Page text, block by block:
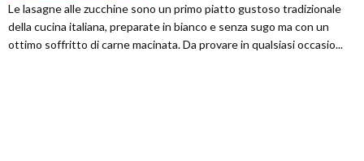
Le lasagne alle zucchine sono un primo piatto gustoso tradizionale
della cucina italiana, preparate in bianco e senza sugo ma con un
ottimo soffritto di carne macinata. Da provare in qualsiasi occasio...